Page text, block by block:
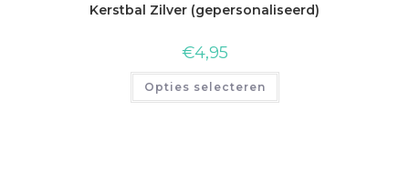
Kerstbal Zilver (gepersonaliseerd)
€4,95
Opties selecteren